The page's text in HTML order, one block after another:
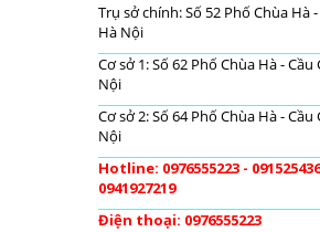
Trụ sở chính: Số 52 Phố Chùa Hà
Hà Nội
Cơ sở 1: Số 62 Phố Chùa Hà - Cầu
Nội
Cơ sở 2: Số 64 Phố Chùa Hà - Cầu
Nội
Hotline: 0976555223 -
0941927219
Điện thoại: 0976555223